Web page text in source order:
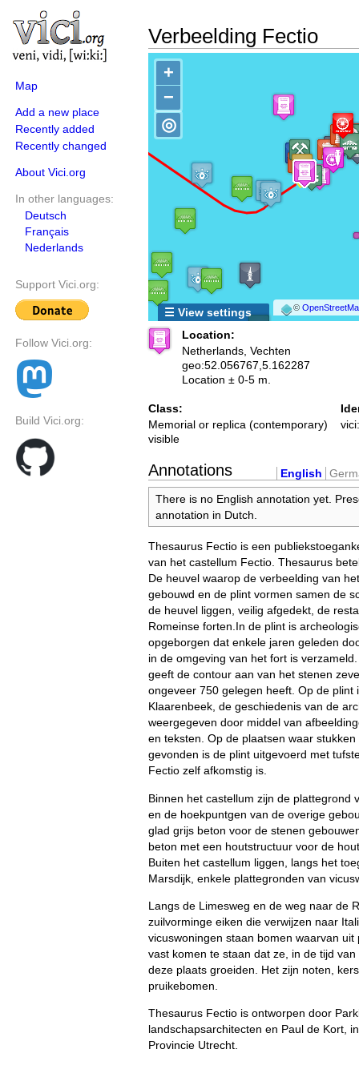
Map
Add a new place
Recently added
Recently changed
About Vici.org
In other languages:
Deutsch
Français
Nederlands
Support Vici.org:
Follow Vici.org:
Build Vici.org:
Verbeelding Fectio
+
−
©
◎
☰ View settings
Location:
Netherlands, Vechten
geo:52.056767,5.162287
Location ± 0-5 m.
Class:
Memorial or replica (contemporary)
visible
Annotations English
There is no English annotation yet.
annotation in Dutch.
Thesaurus Fectio is een
van het castellum Fectio. Thesaurus
De heuvel waarop de verbeelding van
gebouwd en de plint vormen samen de
de heuvel liggen, veilig afgedekt, de
Romeinse forten.In de plint is
opgeborgen dat enkele jaren geleden
in de omgeving van het fort is
geeft de contour aan van het stenen
ongeveer 750 gelegen heeft. Op de plint
Klaarenbeek, de geschiedenis van de
weergegeven door middel van
en teksten. Op de plaatsen waar
gevonden is de plint uitgevoerd met
Fectio zelf afkomstig is.
Binnen het castellum zijn de plattegrond
en de hoekpuntgen van de overige
glad grijs beton voor de stenen
beton met een houtstructuur voor de
Buiten het castellum liggen, langs het
Marsdijk, enkele plattegronden van
Langs de Limesweg en de weg naar de
zuilvorminge eiken die verwijzen naar
vicuswoningen staan bomen waarvan uit
vast komen te staan dat ze, in de tijd
deze plaats groeiden. Het zijn noten,
pruikebomen.
Thesaurus Fectio is ontworpen door
landschapsarchitecten en Paul de Kort,
Provincie Utrecht.